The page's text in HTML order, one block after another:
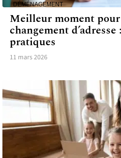
DÉMÉNAGEMENT
Meilleur moment
changement
pratiques
11 mars 2026